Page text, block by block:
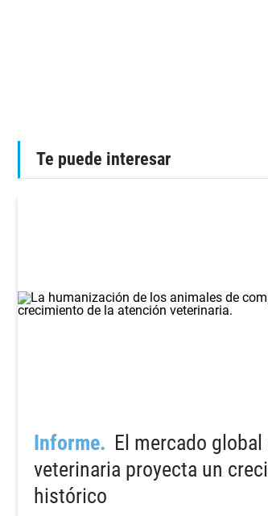
Te puede interesar
Informe
El mercado
veterinaria proyecta un
histórico